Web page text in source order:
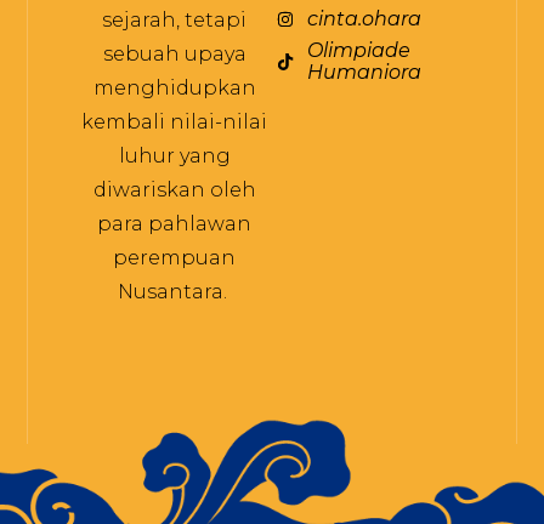
sejarah, tetapi
sebuah upaya
menghidupkan
kembali nilai-nilai
luhur yang
diwariskan oleh
para pahlawan
perempuan
Nusantara.
cinta.ohara
Olimpiade
Humaniora